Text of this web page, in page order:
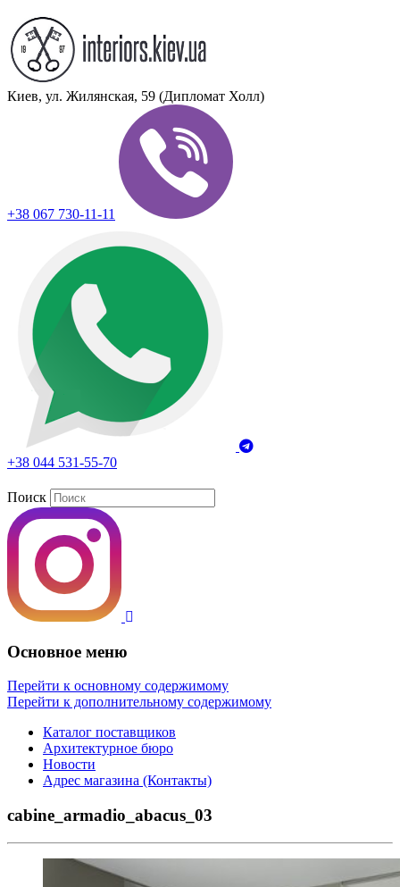
Киев, ул. Жилянская, 59 (Дипломат Холл)
+38 067 730-11-11
+38 044 531-55-70
Поиск
Основное меню
Перейти к основному содержимому
Перейти к дополнительному содержимому
Каталог поставщиков
Архитектурное бюро
Новости
Адрес магазина (Контакты)
cabine_armadio_abacus_03